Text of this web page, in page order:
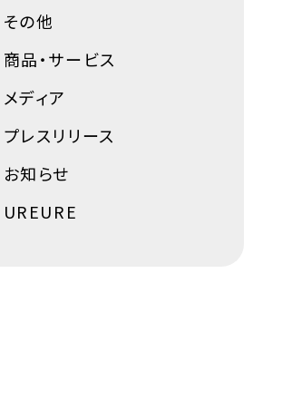
その他
商品・サービス
メディア
プレスリリース
お知らせ
UREURE